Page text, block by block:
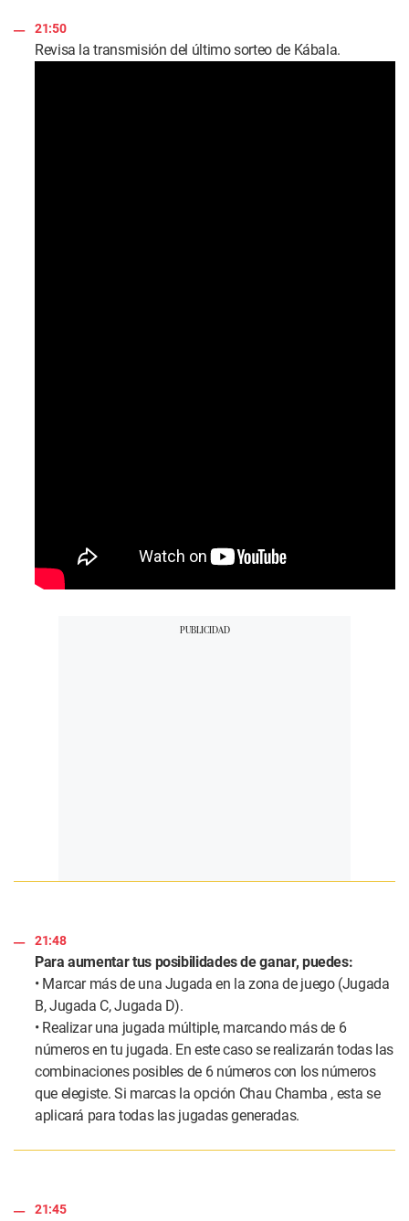
21:50
Revisa la transmisión del último sorteo de Kábala.
21:48
Para aumentar tus posibilidades de ganar, puedes:
• Marcar más de una Jugada en la zona de juego (Jugada
B, Jugada C, Jugada D).
• Realizar una jugada múltiple, marcando más de 6
números en tu jugada. En este caso se realizarán todas las
combinaciones posibles de 6 números con los números
que elegiste. Si marcas la opción Chau Chamba , esta se
aplicará para todas las jugadas generadas.
21:45